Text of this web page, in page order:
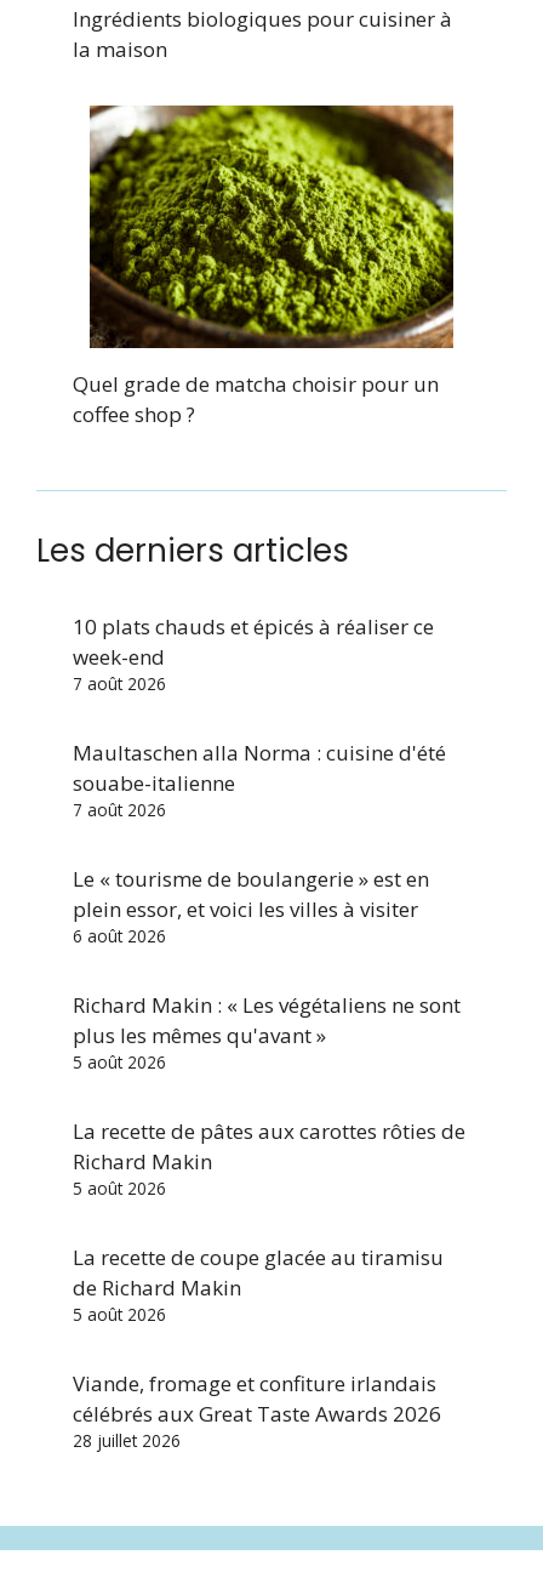
Ingrédients biologiques pour cuisiner à
la maison
Quel grade de matcha choisir pour un
coffee shop ?
Les derniers articles
10 plats chauds et épicés à réaliser ce
week-end
7 août 2026
Maultaschen alla Norma : cuisine d'été
souabe-italienne
7 août 2026
Le « tourisme de boulangerie » est en
plein essor, et voici les villes à visiter
6 août 2026
Richard Makin : « Les végétaliens ne sont
plus les mêmes qu'avant »
5 août 2026
La recette de pâtes aux carottes rôties de
Richard Makin
5 août 2026
La recette de coupe glacée au tiramisu
de Richard Makin
5 août 2026
Viande, fromage et confiture irlandais
célébrés aux Great Taste Awards 2026
28 juillet 2026